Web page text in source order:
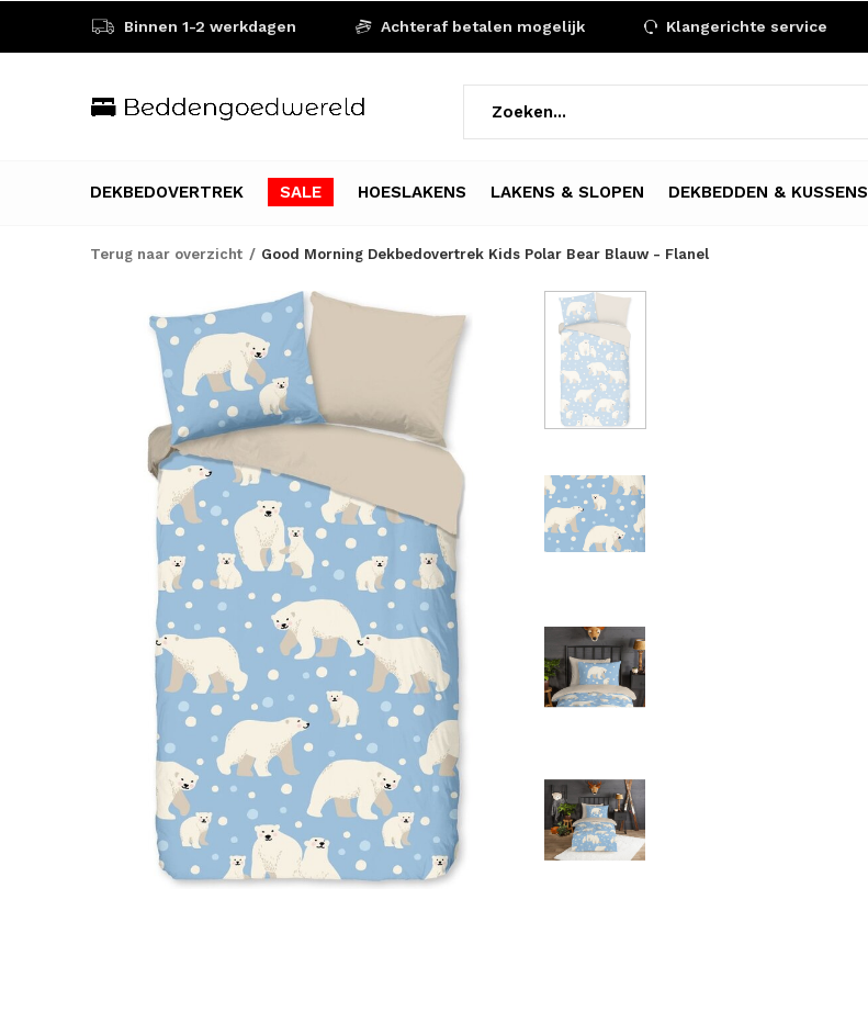
DEKBEDOVERTREK SALE HOESLAKENS LAKENS & SLOPEN DEKBEDDEN & KUSSENS
Binnen 1-2 werkdagen Achteraf betalen mogelijk Klangerichte service
Terug naar overzicht Good Morning Dekbedovertrek Kids Polar Bear Blauw - Flanel